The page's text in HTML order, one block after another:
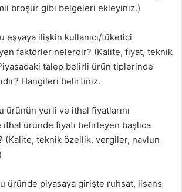
broşür gibi belgeleri ekleyiniz.)
eşyaya ilişkin kullanıcı/tüketici
faktörler nelerdir? (Kalite, fiyat, teknik
talep belirli ürün tiplerinde
Hangileri belirtiniz.
ürünün yerli ve ithal fiyatlarını
üründe fiyatı belirleyen başlıca
(Kalite, teknik özellik, vergiler, navlun
üründe piyasaya girişte ruhsat, lisans